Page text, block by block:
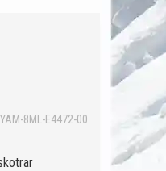
8ML-E4472-00